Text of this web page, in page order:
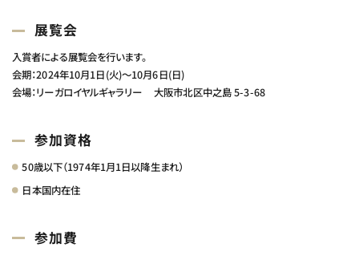
展覧会
入賞者による展覧会を行います。
会期：2024年10月1日(火)～10月6日(日)
会場：リーガロイヤルギャラリー 大阪市北区中之島 5-3-68
参加資格
50歳以下（1974年1月1日以降生まれ）
日本国内在住
参加費